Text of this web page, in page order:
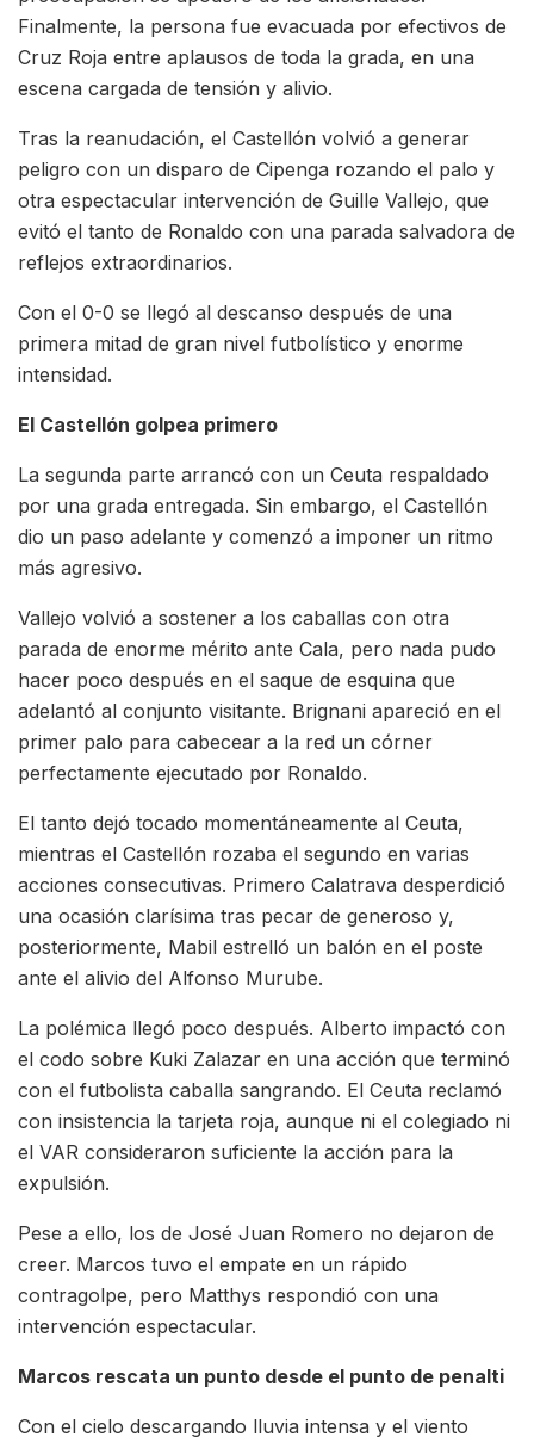
Finalmente, la persona fue evacuada por efectivos de
Cruz Roja entre aplausos de toda la grada, en una
escena cargada de tensión y alivio.
Tras la reanudación, el Castellón volvió a generar
peligro con un disparo de Cipenga rozando el palo y
otra espectacular intervención de Guille Vallejo, que
evitó el tanto de Ronaldo con una parada salvadora de
reflejos extraordinarios.
Con el 0-0 se llegó al descanso después de una
primera mitad de gran nivel futbolístico y enorme
intensidad.
El Castellón golpea primero
La segunda parte arrancó con un Ceuta respaldado
por una grada entregada. Sin embargo, el Castellón
dio un paso adelante y comenzó a imponer un ritmo
más agresivo.
Vallejo volvió a sostener a los caballas con otra
parada de enorme mérito ante Cala, pero nada pudo
hacer poco después en el saque de esquina que
adelantó al conjunto visitante. Brignani apareció en el
primer palo para cabecear a la red un córner
perfectamente ejecutado por Ronaldo.
El tanto dejó tocado momentáneamente al Ceuta,
mientras el Castellón rozaba el segundo en varias
acciones consecutivas. Primero Calatrava desperdició
una ocasión clarísima tras pecar de generoso y,
posteriormente, Mabil estrelló un balón en el poste
ante el alivio del Alfonso Murube.
La polémica llegó poco después. Alberto impactó con
el codo sobre Kuki Zalazar en una acción que terminó
con el futbolista caballa sangrando. El Ceuta reclamó
con insistencia la tarjeta roja, aunque ni el colegiado ni
el VAR consideraron suficiente la acción para la
expulsión.
Pese a ello, los de José Juan Romero no dejaron de
creer. Marcos tuvo el empate en un rápido
contragolpe, pero Matthys respondió con una
intervención espectacular.
Marcos rescata un punto desde el punto de penalti
Con el cielo descargando lluvia intensa y el viento